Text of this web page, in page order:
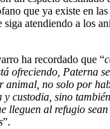
que ya existe en
siga atendiendo a los
ha recordado que “
ofreciendo, Paterna
animal, no solo por
y custodia, sino
lleguen al refugio
”.